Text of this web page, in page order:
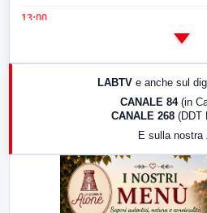
13:00
17:00
LABTV e anche sul
CANALE 84 (in
CANALE 268 (DDT
E sulla nostra